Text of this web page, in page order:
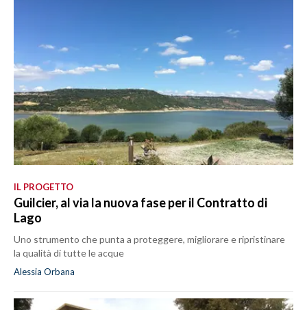
IL PROGETTO
Guilcier, al via la nuova fase per il Contratto di
Lago
Uno strumento che punta a proteggere, migliorare e ripristinare
la qualità di tutte le acque
Alessia Orbana